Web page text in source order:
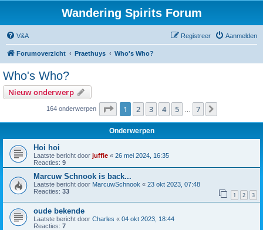
Wandering Spirits Forum
V&A Aanmelden
Registreer
Forumoverzicht Praethuys Who's Who?
Who's Who?
Nieuw onderwerp
164 onderwerpen Pagina van 7
1 2 3 4 5 7
Onderwerpen
Hoi hoi
Laatste bericht door juffie « 26 mei 2024, 16:35
Reacties: 9
Marcuw Schnook is back...
Laatste bericht door MarcuwSchnook « 23 okt 2023, 07:48
Reacties: 33 1 2 3
oude bekende
Laatste bericht door Charles « 04 okt 2023, 18:44
Reacties: 7